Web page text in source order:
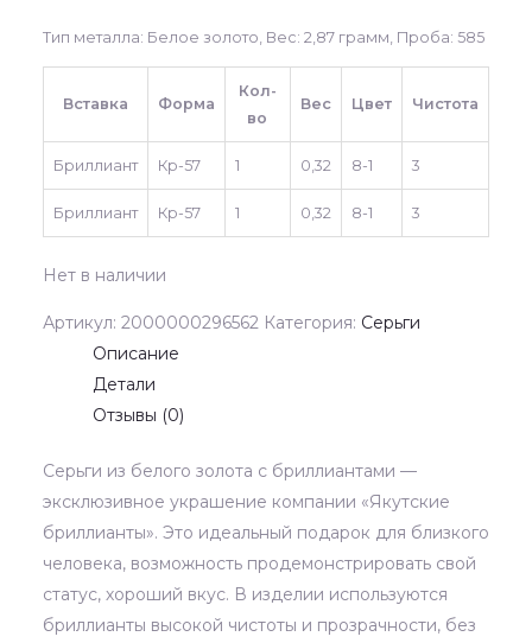
Тип металла: Белое золото, Вес: 2,87 грамм, Проба: 585
Вставка Форма
Кол-
во
Вес Цвет Чистота
Бриллиант Кр-57 1 0,32 8-1 3
Бриллиант Кр-57 1 0,32 8-1 3
Нет в наличии
Артикул: 2000000296562 Категория: Серьги
Описание
Детали
Отзывы (0)
Серьги из белого золота с бриллиантами —
эксклюзивное украшение компании «Якутские
бриллианты». Это идеальный подарок для близкого
человека, возможность продемонстрировать свой
статус, хороший вкус. В изделии используются
бриллианты высокой чистоты и прозрачности, без